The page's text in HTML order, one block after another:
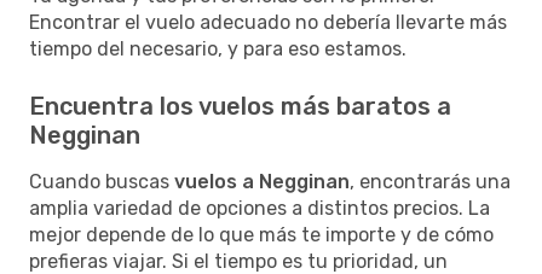
Encontrar el vuelo adecuado no debería llevarte más
tiempo del necesario, y para eso estamos.
Encuentra los vuelos más baratos a
Negginan
Cuando buscas vuelos a Negginan, encontrarás una
amplia variedad de opciones a distintos precios. La
mejor depende de lo que más te importe y de cómo
prefieras viajar. Si el tiempo es tu prioridad, un